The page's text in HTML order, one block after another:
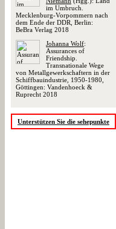
im Umbruch.
Mecklenburg-Vorpommern nach
dem Ende der DDR, Berlin:
BeBra Verlag 2018
Johanna Wolf:
Assurances of
Friendship.
Transnationale Wege
von Metallgewerkschaftern in der
Schiffbauindustrie, 1950-1980,
Göttingen: Vandenhoeck &
Ruprecht 2018
Unterstützen Sie die sehepunkte